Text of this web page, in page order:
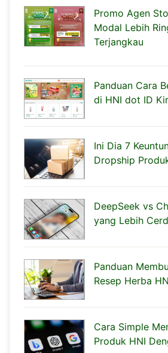
Promo Agen
Modal Lebih
Terjangkau
Panduan Cara
di HNI dot ID
Ini Dia 7
Dropship
DeepSeek vs
yang Lebih
Panduan
Resep Herba
Cara Simple
Produk HNI